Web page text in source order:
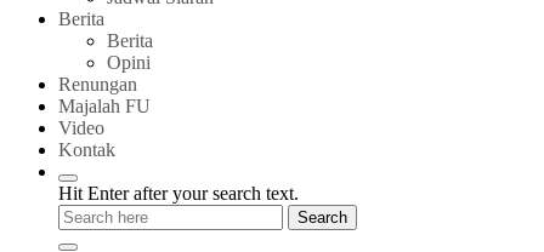
Berita
Berita
Opini
Renungan
Majalah FU
Video
Kontak
Hit Enter after your search text.